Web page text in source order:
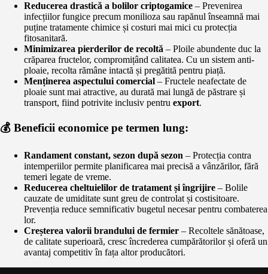
Reducerea drastică a bolilor criptogamice – Prevenirea
infecțiilor fungice precum monilioza sau rapănul înseamnă mai
puține tratamente chimice și costuri mai mici cu protecția
fitosanitară.
Minimizarea pierderilor de recoltă – Ploile abundente duc la
crăparea fructelor, compromițând calitatea. Cu un sistem anti-
ploaie, recolta rămâne intactă și pregătită pentru piață.
Menținerea aspectului comercial – Fructele neafectate de
ploaie sunt mai atractive, au durată mai lungă de păstrare și
transport, fiind potrivite inclusiv pentru export.
💰 Beneficii economice pe termen lung:
Randament constant, sezon după sezon – Protecția contra
intemperiilor permite planificarea mai precisă a vânzărilor, fără
temeri legate de vreme.
Reducerea cheltuielilor de tratament și îngrijire – Bolile
cauzate de umiditate sunt greu de controlat și costisitoare.
Prevenția reduce semnificativ bugetul necesar pentru combaterea
lor.
Creșterea valorii brandului de fermier – Recoltele sănătoase,
de calitate superioară, cresc încrederea cumpărătorilor și oferă un
avantaj competitiv în fața altor producători.